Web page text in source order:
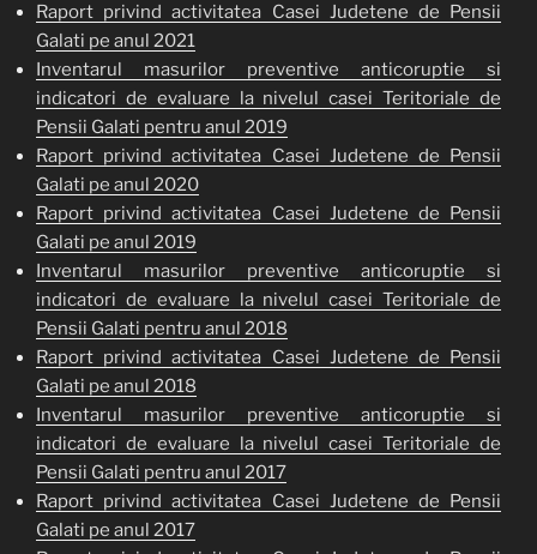
Raport privind activitatea Casei Judetene de Pensii
Galati pe anul 2021
Inventarul masurilor preventive anticoruptie si
indicatori de evaluare la nivelul casei Teritoriale de
Pensii Galati pentru anul 2019
Raport privind activitatea Casei Judetene de Pensii
Galati pe anul 2020
Raport privind activitatea Casei Judetene de Pensii
Galati pe anul 2019
Inventarul masurilor preventive anticoruptie si
indicatori de evaluare la nivelul casei Teritoriale de
Pensii Galati pentru anul 2018
Raport privind activitatea Casei Judetene de Pensii
Galati pe anul 2018
Inventarul masurilor preventive anticoruptie si
indicatori de evaluare la nivelul casei Teritoriale de
Pensii Galati pentru anul 2017
Raport privind activitatea Casei Judetene de Pensii
Galati pe anul 2017